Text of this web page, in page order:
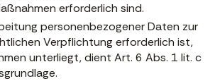
erforderlich sind.
personenbezogener Daten zur
Verpflichtung erforderlich ist,
unterliegt, dient Art. 6 Abs. 1 lit. c